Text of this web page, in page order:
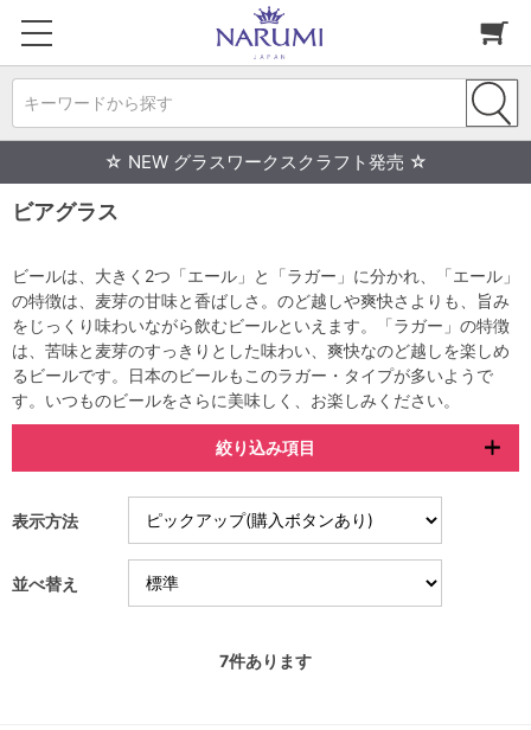
キーワードから探す
☆ NEW グラスワークスクラフト発売 ☆
ビアグラス
ビールは、大きく2つ「エール」と「ラガー」に分かれ、「エール」
の特徴は、麦芽の甘味と香ばしさ。のど越しや爽快さよりも、旨み
をじっくり味わいながら飲むビールといえます。「ラガー」の特徴
は、苦味と麦芽のすっきりとした味わい、爽快なのど越しを楽しめ
るビールです。日本のビールもこのラガー・タイプが多いようで
す。いつものビールをさらに美味しく、お楽しみください。
絞り込み項目
表示方法
並べ替え
7件あります